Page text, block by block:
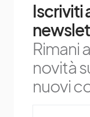
Iscriviti
Rimani
novità
nuovi